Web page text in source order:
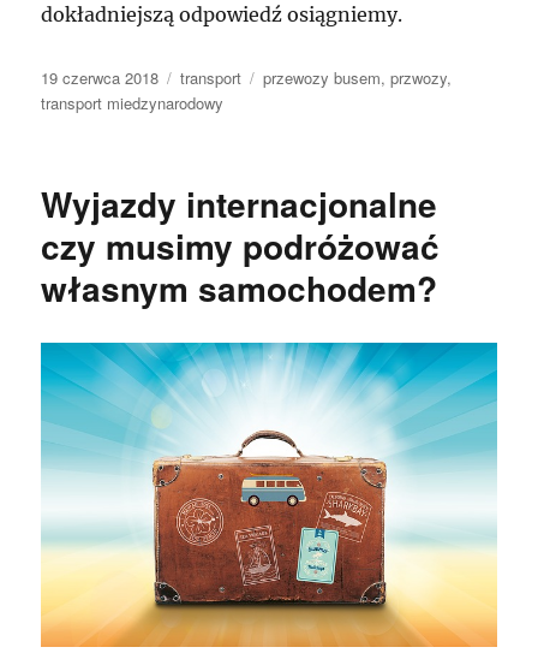
dokładniejszą odpowiedź osiągniemy.
Data
publikacji
19 czerwca 2018 Kategorie
transport Tagi
przewozy busem,przwozy,
transport miedzynarodowy
Wyjazdy internacjonalne
czy musimy podróżować
własnym samochodem?